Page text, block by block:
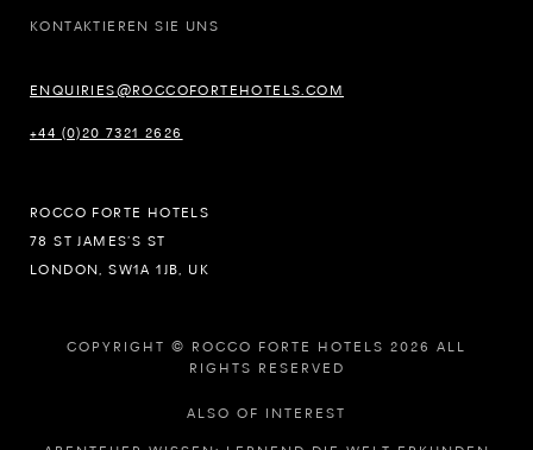
KONTAKTIEREN SIE UNS
ENQUIRIES@ROCCOFORTEHOTELS.COM
+44 (0)20 7321 2626
ROCCO FORTE HOTELS
78 ST JAMES’S ST
LONDON, SW1A 1JB, UK
COPYRIGHT © ROCCO FORTE HOTELS 2026 ALL
RIGHTS RESERVED
ALSO OF INTEREST